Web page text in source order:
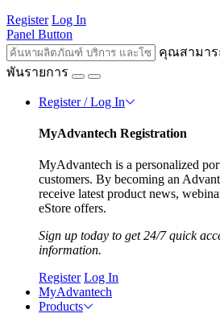
Register Log In
Panel Button
คุณสามา
พันรายการ
Register / Log In
MyAdvantech Registration
MyAdvantech is a personalized
customers. By becoming an
receive latest product news,
eStore offers.
Sign up today to get 24/7 quick
information.
Register Log In
MyAdvantech
Products